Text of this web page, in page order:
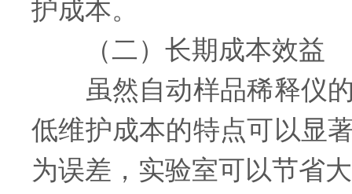
护成本。
（二）长期成本效益
虽然自动样品稀释仪的
低维护成本的特点可以显
为误差，实验室可以节省